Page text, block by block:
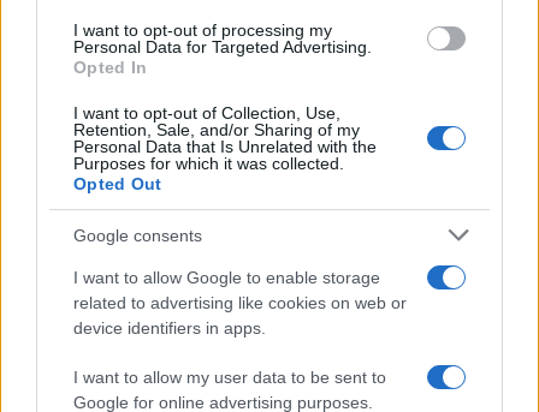
I want to opt-out of processing my
Personal Data for Targeted Advertising.
Opted In
I want to opt-out of Collection, Use,
Retention, Sale, and/or Sharing of my
Personal Data that Is Unrelated with the
Purposes for which it was collected.
Opted Out
Google consents
I want to allow Google to enable storage
related to advertising like cookies on web or
device identifiers in apps.
I want to allow my user data to be sent to
Google for online advertising purposes.
ΔΙΑΦΗΜΙΣΗ
Αν τα χάσατε